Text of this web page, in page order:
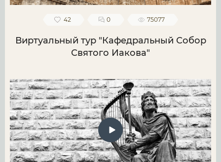
42 0 75077
Виртуальный тур "Кафедральный Собор
Святого Иакова"